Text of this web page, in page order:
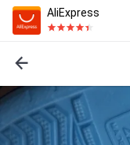
AliExpress